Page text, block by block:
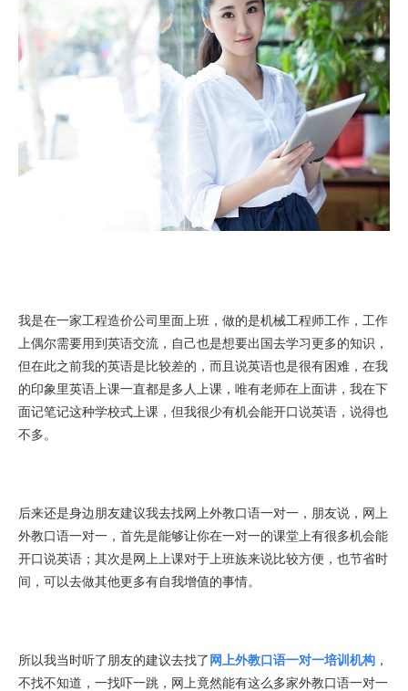
我是在一家工程造价公司里面上班，做的是机械工程师工作，工作
上偶尔需要用到英语交流，自己也是想要出国去学习更多的知识，
但在此之前我的英语是比较差的，而且说英语也是很有困难，在我
的印象里英语上课一直都是多人上课，唯有老师在上面讲，我在下
面记笔记这种学校式上课，但我很少有机会能开口说英语，说得也
不多。
后来还是身边朋友建议我去找网上外教口语一对一，朋友说，网上
外教口语一对一，首先是能够让你在一对一的课堂上有很多机会能
开口说英语；其次是网上上课对于上班族来说比较方便，也节省时
间，可以去做其他更多有自我增值的事情。
所以我当时听了朋友的建议去找了 网上外教口语一对一培训机构 ，
不找不知道，一找吓一跳，网上竟然能有这么多家外教口语一对一